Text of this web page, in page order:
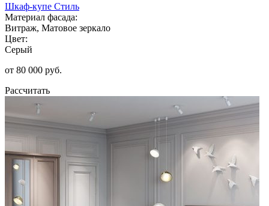
Шкаф-купе Стиль
Материал фасада:
Витраж, Матовое зеркало
Цвет:
Серый
от 80 000 руб.
Рассчитать